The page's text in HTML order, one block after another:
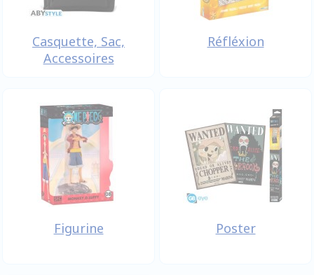
Casquette, Sac,
Accessoires
Réfléxion
Figurine Poster